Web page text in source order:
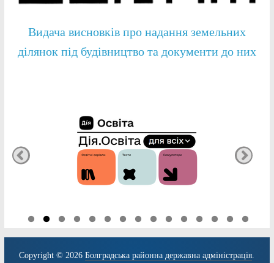
Видача висновків про надання земельних
ділянок під будівництво та документи до них
Copyright © 2026Болградська районна державна адміністрація